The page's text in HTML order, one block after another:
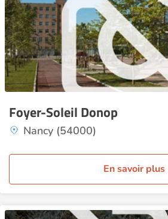
Foyer-Soleil Donop
Nancy (54000)
En savoir plus